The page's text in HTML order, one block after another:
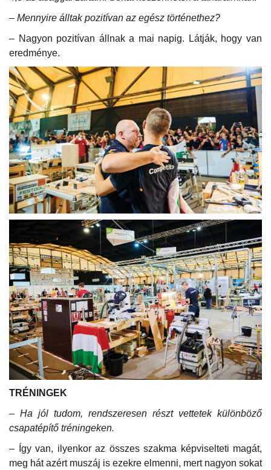
– Mennyire álltak pozitívan az egész történethez?
– Nagyon pozitívan állnak a mai napig. Látják, hogy van
eredménye.
TRÉNINGEK
– Ha jól tudom, rendszeresen részt vettetek különböző
csapatépítő tréningeken.
– Így van, ilyenkor az összes szakma képviselteti magát,
meg hát azért muszáj is ezekre elmenni, mert nagyon sokat